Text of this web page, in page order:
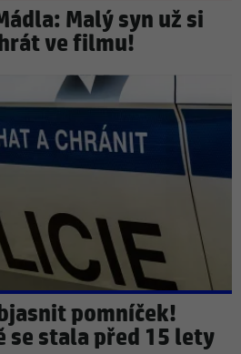
Malý syn už si
ve filmu!
pomníček!
se stala před 15 lety